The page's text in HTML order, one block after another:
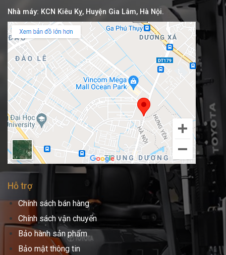
Nhà máy: KCN Kiêu Kỵ, Huyện Gia Lâm, Hà Nội.
Hỗ trợ
Chính sách bán hàng
Chính sách vận chuyển
Bảo hành sản phẩm
Bảo mật thông tin